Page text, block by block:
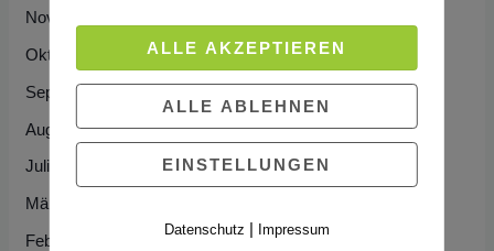
November 2018
Oktober 2018
September 2018
August 2018
Juli 2018
März 2018
Februar 2018
ALLE AKZEPTIEREN
ALLE ABLEHNEN
EINSTELLUNGEN
Datenschutz | Impressum